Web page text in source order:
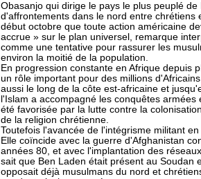
Obasanjo qui dirige le pays le plus peuplé
d'affrontements dans le nord entre chrétiens
début octobre que toute action américaine
accrue » sur le plan universel, remarque
comme une tentative pour rassurer les
environ la moitié de la population.
En progression constante en Afrique depuis
un rôle important pour des millions
aussi le long de la côte est-africaine et
l'Islam a accompagné les conquêtes
été favorisée par la lutte contre la
de la religion chrétienne.
Toutefois l'avancée de l'intégrisme militant
Elle coïncide avec la guerre d'Afghanistan
années 80, et avec l'implantation des
sait que Ben Laden était présent au Soudan
opposait déjà musulmans du nord et